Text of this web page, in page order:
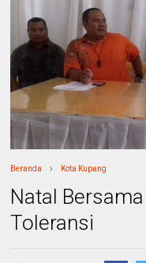
Beranda Kota Kupang
Natal
Toleransi